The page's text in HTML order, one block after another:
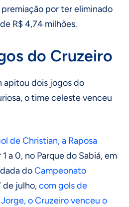
por ter eliminado
R$ 4,74 milhões.
do Cruzeiro
apitou dois jogos do
o time celeste venceu
de Christian, a Raposa
1 a 0, no Parque do Sabiá, em
doCampeonato
de julho,com gols de
o Cruzeiro venceu o